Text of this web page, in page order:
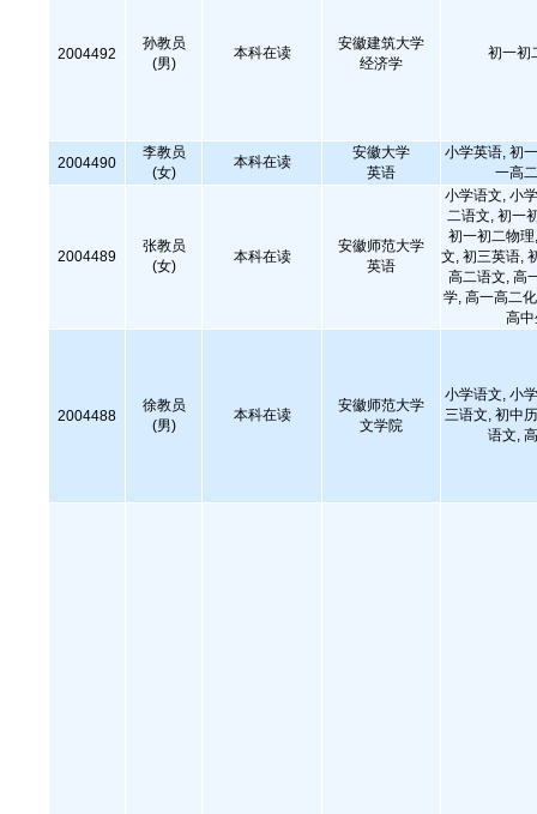
2004492
孙教员
(男)
本科在读
安徽建筑大学
经济学
初一初
2004490
李教员
(女)
本科在读
安徽大学
英语
小学英语, 初
一高
2004489
张教员
(女)
本科在读
安徽师范大学
英语
小学语文, 小
二语文, 初一
初一初二物
文, 初三英语,
高二语文, 高
学, 高一高二
高
2004488
徐教员
(男)
本科在读
安徽师范大学
文学院
小学语文, 小
三语文, 初中
语文,